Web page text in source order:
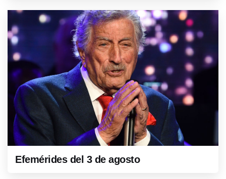
Efemérides del 3 de agosto